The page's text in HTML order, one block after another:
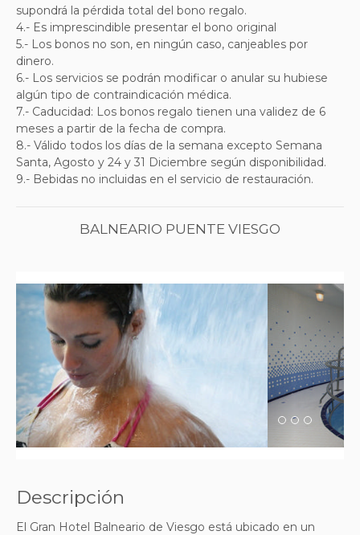
supondrá la pérdida total del bono regalo.
4.- Es imprescindible presentar el bono original
5.- Los bonos no son, en ningún caso, canjeables por
dinero.
6.- Los servicios se podrán modificar o anular su hubiese
algún tipo de contraindicación médica.
7.- Caducidad: Los bonos regalo tienen una validez de 6
meses a partir de la fecha de compra.
8.- Válido todos los días de la semana excepto Semana
Santa, Agosto y 24 y 31 Diciembre según disponibilidad.
9.- Bebidas no incluidas en el servicio de restauración.
BALNEARIO PUENTE VIESGO
Previous Next
Descripción
El Gran Hotel Balneario de Viesgo está ubicado en un